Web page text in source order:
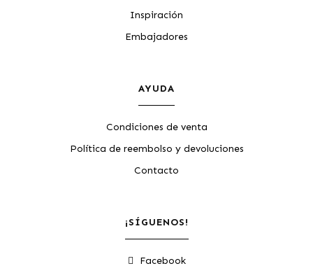
Inspiración
Embajadores
AYUDA
Condiciones de venta
Política de reembolso y devoluciones
Contacto
¡SÍGUENOS!
Facebook